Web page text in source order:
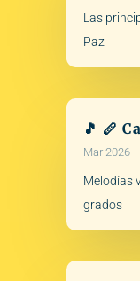
Las
Paz
🎵 🪈
Mar 2026
Melodías
grados